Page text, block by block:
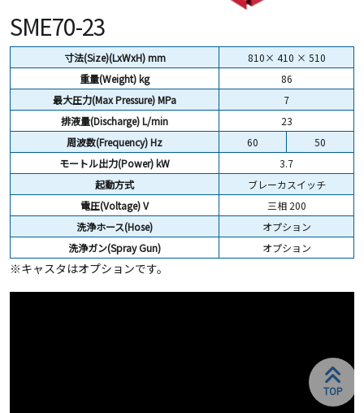
SME70-23
寸法(Size)(LxWxH) mm
810× 410 × 510
重量(Weight) kg
86
最大圧力(Max Pressure) MPa
7
排液量(Discharge) L/min
23
周波数(Frequency) Hz
60
50
モートル出力(Power) kW
3.7
起動方式
ブレーカスイッチ
電圧(Voltage) V
三相 200
洗浄ホース(Hose)
オプション
洗浄ガン(Spray Gun)
オプション
※キャスタはオプションです。